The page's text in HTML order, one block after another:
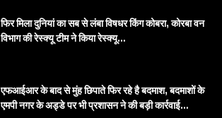
फिर मिला दुनियां का सब से लंबा विषधर किंग कोबरा, कोरबा वन
विभाग की रेस्क्यू टीम ने किया रेस्क्यू…
एफआईआर के बाद से मुंह छिपाते फिर रहे है बदमाश, बदमाशों के
एमपी नगर के अड्डे पर भी प्रशासन ने की बड़ी कार्रवाई…